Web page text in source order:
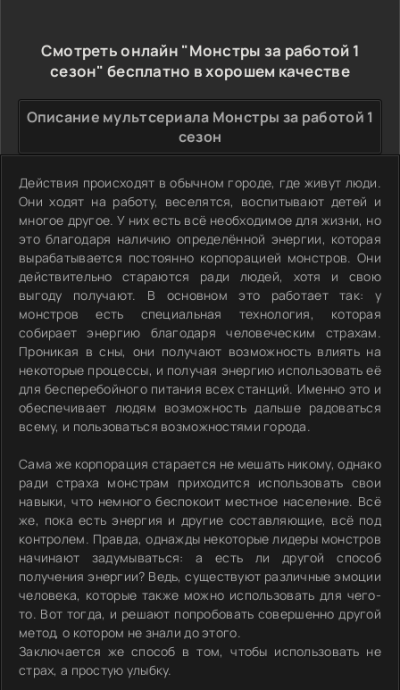
Смотреть онлайн "Монстры за работой 1
сезон" бесплатно в хорошем качестве
Описание мультсериала Монстры за работой 1
сезон
Действия происходят в обычном городе, где живут люди.
Они ходят на работу, веселятся, воспитывают детей и
многое другое. У них есть всё необходимое для жизни, но
это благодаря наличию определённой энергии, которая
вырабатывается постоянно корпорацией монстров. Они
действительно стараются ради людей, хотя и свою
выгоду получают. В основном это работает так: у
монстров есть специальная технология, которая
собирает энергию благодаря человеческим страхам.
Проникая в сны, они получают возможность влиять на
некоторые процессы, и получая энергию использовать её
для бесперебойного питания всех станций. Именно это и
обеспечивает людям возможность дальше радоваться
всему, и пользоваться возможностями города.
Сама же корпорация старается не мешать никому, однако
ради страха монстрам приходится использовать свои
навыки, что немного беспокоит местное население. Всё
же, пока есть энергия и другие составляющие, всё под
контролем. Правда, однажды некоторые лидеры монстров
начинают задумываться: а есть ли другой способ
получения энергии? Ведь, существуют различные эмоции
человека, которые также можно использовать для чего-
то. Вот тогда, и решают попробовать совершенно другой
метод, о котором не знали до этого.
Заключается же способ в том, чтобы использовать не
страх, а простую улыбку.